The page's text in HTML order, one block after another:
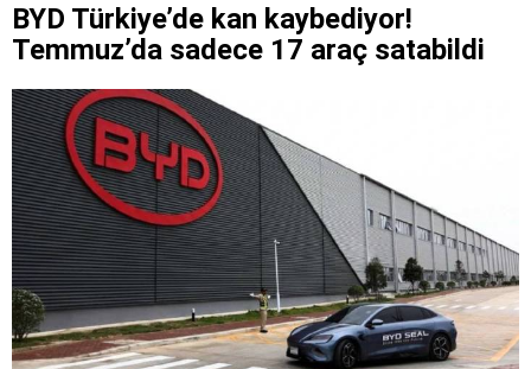
BYD Türkiye’de kan kaybediyor!
Temmuz’da sadece 17 araç satabildi